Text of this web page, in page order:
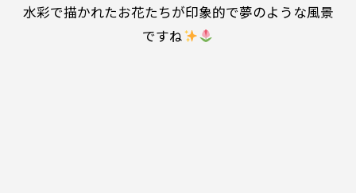
水彩で描かれたお花たちが印象的で夢のような風景
ですね